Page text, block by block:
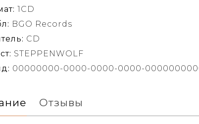
1CD
BGO Records
CD
STEPPENWOLF
00000000-0000-0000-0000-
Отзывы